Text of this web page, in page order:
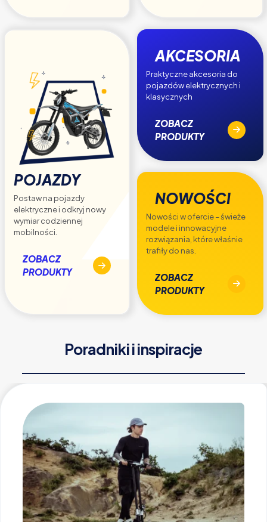
POJAZDY
Postaw na pojazdy
elektryczne i odkryj nowy
wymiar codziennej
mobilności.
ZOBACZ
PRODUKTY
AKCESORIA
Praktyczne akcesoria do
pojazdów elektrycznych i
klasycznych
ZOBACZ
PRODUKTY
NOWOŚCI
Nowości w ofercie – świeże
modele i innowacyjne
rozwiązania, które właśnie
trafiły do nas.
ZOBACZ
PRODUKTY
Poradniki i inspiracje